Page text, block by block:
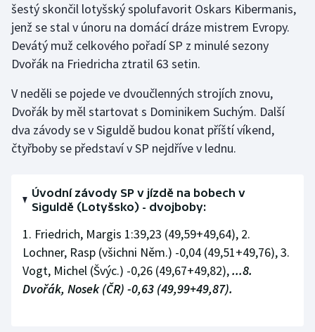
Ragby
Rychlobruslení
Rychlostní kanoistika
Short track
Sportovní střelba
Stolní tenis
Veslování
Vodní slalom
šestý skončil lotyšský spolufavorit Oskars Kibermanis,
jenž se stal v únoru na domácí dráze mistrem Evropy.
Devátý muž celkového pořadí SP z minulé sezony
Dvořák na Friedricha ztratil 63 setin.
V neděli se pojede ve dvoučlenných strojích znovu,
Dvořák by měl startovat s Dominikem Suchým. Další
dva závody se v Siguldě budou konat příští víkend,
čtyřboby se představí v SP nejdříve v lednu.
Úvodní závody SP v jízdě na bobech v
Siguldě (Lotyšsko) - dvojboby:
1. Friedrich, Margis 1:39,23 (49,59+49,64), 2.
Lochner, Rasp (všichni Něm.) -0,04 (49,51+49,76), 3.
Vogt, Michel (Švýc.) -0,26 (49,67+49,82),...8.
Dvořák, Nosek (ČR) -0,63 (49,99+49,87).